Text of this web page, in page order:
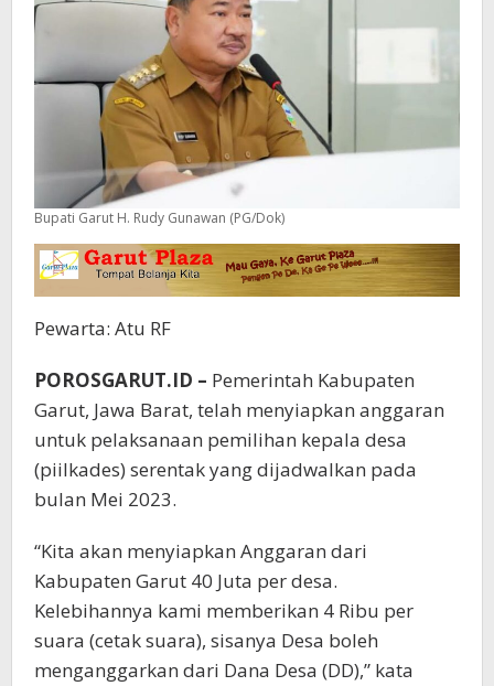
Bupati Garut H. Rudy Gunawan (PG/Dok)
Pewarta: Atu RF
POROSGARUT.ID – Pemerintah Kabupaten
Garut, Jawa Barat, telah menyiapkan anggaran
untuk pelaksanaan pemilihan kepala desa
(piilkades) serentak yang dijadwalkan pada
bulan Mei 2023.
“Kita akan menyiapkan Anggaran dari
Kabupaten Garut 40 Juta per desa.
Kelebihannya kami memberikan 4 Ribu per
suara (cetak suara), sisanya Desa boleh
menganggarkan dari Dana Desa (DD),” kata